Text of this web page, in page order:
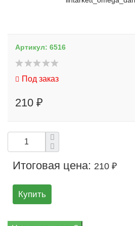
Артикул: 6516
Под заказ
210 ₽
Итоговая цена: 210 ₽
Купить